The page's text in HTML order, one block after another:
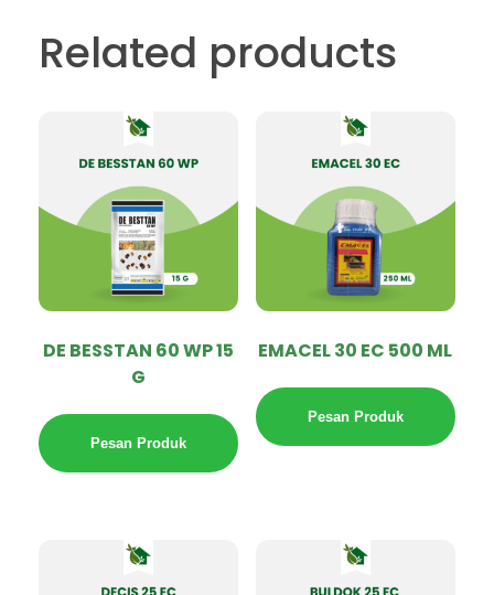
Related products
DE BESSTAN 60 WP 15
G
Pesan Produk
EMACEL 30 EC 500 ML
Pesan Produk